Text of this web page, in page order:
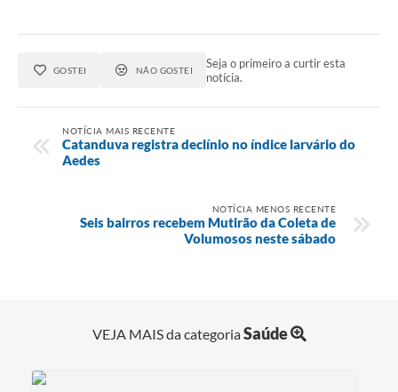
GOSTEI NÃO GOSTEI
Seja o primeiro a curtir esta
notícia.
NOTÍCIA MAIS RECENTE
Catanduva registra declínio no índice larvário do
Aedes
NOTÍCIA MENOS RECENTE
Seis bairros recebem Mutirão da Coleta de
Volumosos neste sábado
VEJA MAIS da categoriaSaúde